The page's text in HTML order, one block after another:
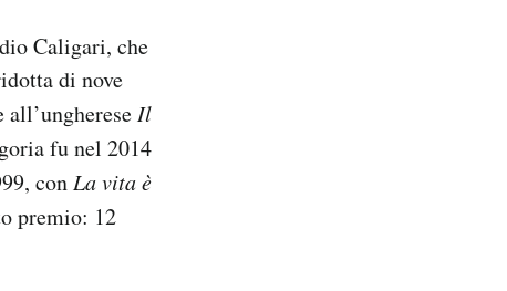
Caligari, che
di nove
Il
fu nel 2014
conLa vita è
premio: 12